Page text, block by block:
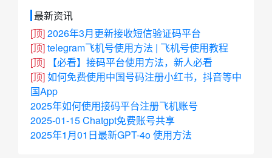
最新资讯
[顶]2026年3月更新接收短信验证码平台
[顶]telegram飞机号使用方法 | 飞机号使用教程
[顶]
【必看】接码平台使用方法，新人必看
[顶]如何免费使用中国号码注册小红书，抖音等中
国App
2025年如何使用接码平台注册飞机账号
2025-01-15 Chatgpt免费账号共享
2025年1月01日最新GPT-4o 使用方法